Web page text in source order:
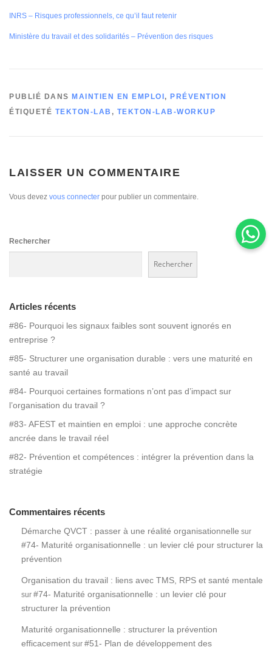
INRS – Risques professionnels, ce qu’il faut retenir
Ministère du travail et des solidarités – Prévention des risques
PUBLIÉ DANS MAINTIEN EN EMPLOI, PRÉVENTION
ÉTIQUETÉ TEKTON-LAB , TEKTON-LAB-WORKUP
LAISSER UN COMMENTAIRE
Vous devez vous connecter pour publier un commentaire.
Rechercher
Rechercher
Articles récents
#86- Pourquoi les signaux faibles sont souvent ignorés en
entreprise ?
#85- Structurer une organisation durable : vers une maturité en
santé au travail
#84- Pourquoi certaines formations n’ont pas d’impact sur
l’organisation du travail ?
#83- AFEST et maintien en emploi : une approche concrète
ancrée dans le travail réel
#82- Prévention et compétences : intégrer la prévention dans la
stratégie
Commentaires récents
Démarche QVCT : passer à une réalité organisationnelle sur
#74- Maturité organisationnelle : un levier clé pour structurer la
prévention
Organisation du travail : liens avec TMS, RPS et santé mentale
sur #74- Maturité organisationnelle : un levier clé pour
structurer la prévention
Maturité organisationnelle : structurer la prévention
efficacement sur #51- Plan de développement des